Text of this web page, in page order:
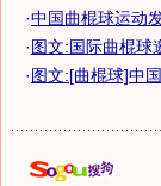
·中国曲棍球运动
·图文:国际曲棍球
·图文:[曲棍球]中